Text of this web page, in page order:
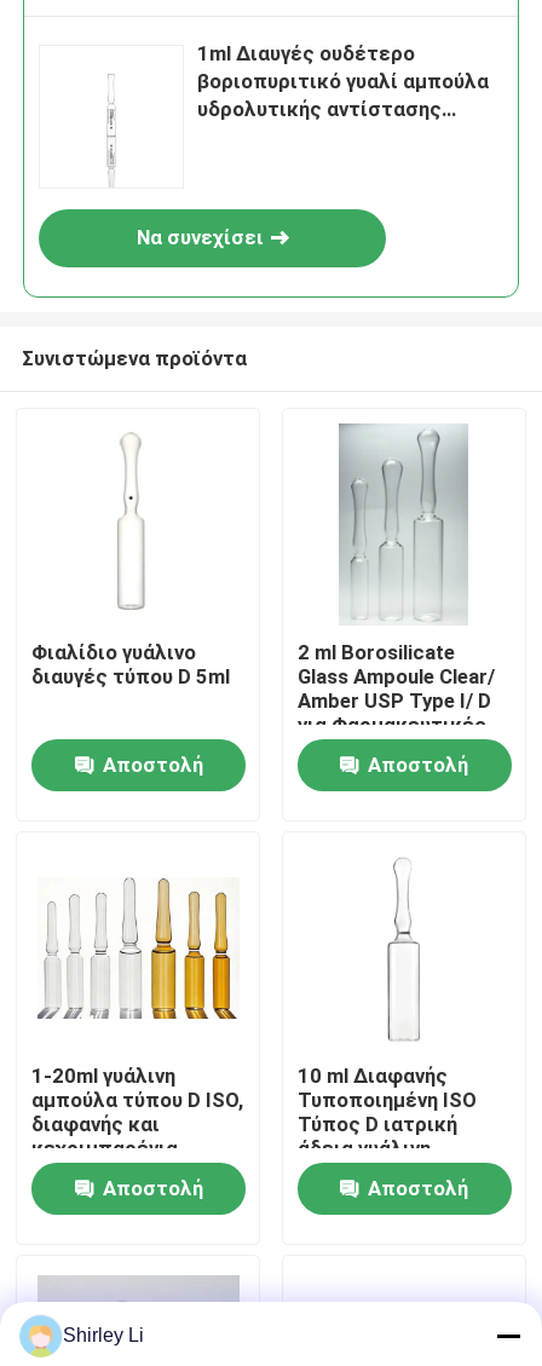
Σπίτι
Προϊόντα
Επισκεψή εργοστασίου
Έλεγχος ποιότητας
Ειδήσεις
ιστολόγιο
Βοροπυριτικό Γυάλινο Φιαλίδιο
σωληνοειδή φιαλίδια γυαλιού
1ml Διαυγές ουδέτερο
βοριοπυριτικό γυαλί αμπούλα
υδρολυτικής αντίστασης
Να συνεχίσει
Συνιστώμενα προϊόντα
Φιαλίδιο γυάλινο
διαυγές τύπου D 5ml
Αποστολή
2 ml Borosilicate
Glass Ampoule Clear/
Amber USP Type I/ D
για Φαρμακευτικές
Ενέσεις
Αποστολή
1-20ml γυάλινη
αμπούλα τύπου D ISO,
διαφανής και
κεχριμπαρένια
Αποστολή
10 ml Διαφανής
Τυποποιημένη ISO
Τύπος D ιατρική
άδεια γυάλινη
συσκευασία
Αποστολή
Shirley Li